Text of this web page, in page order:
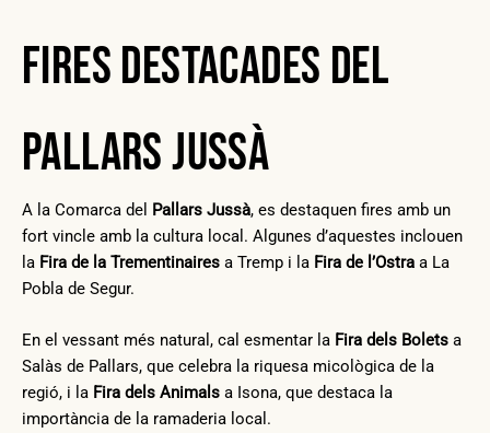
Fires destacades del
Pallars Jussà
A la Comarca del Pallars Jussà, es destaquen fires amb un
fort vincle amb la cultura local. Algunes d’aquestes inclouen
la Fira de la Trementinaires a Tremp i la Fira de l’Ostra a La
Pobla de Segur.
En el vessant més natural, cal esmentar la Fira dels Bolets a
Salàs de Pallars, que celebra la riquesa micològica de la
regió, i la Fira dels Animals a Isona, que destaca la
importància de la ramaderia local.